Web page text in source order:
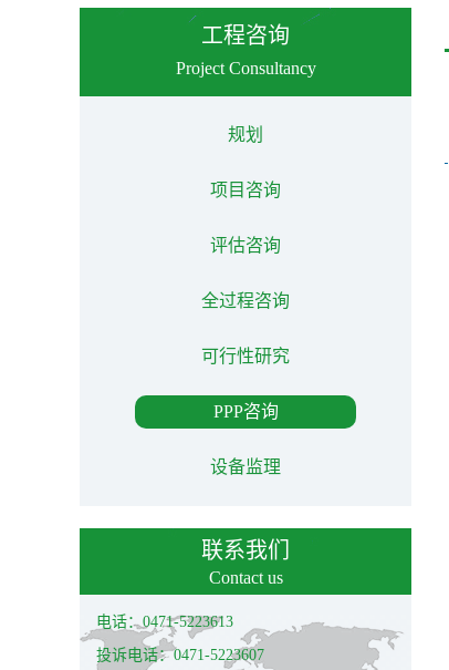
工程咨询
Project Consultancy
规划
项目咨询
评估咨询
全过程咨询
可行性研究
PPP咨询
设备监理
联系我们
Contact us
电话：0471-5223613
投诉电话：0471-5223607